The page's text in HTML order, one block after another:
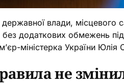
державної влади,
додаткових обмежень
міністерка України Юлія
не